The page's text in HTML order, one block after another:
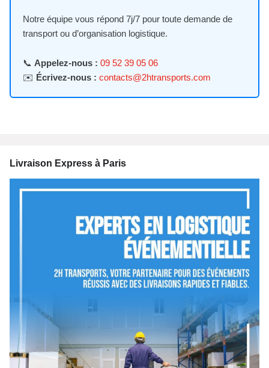
Notre équipe vous répond 7j/7 pour toute demande de
transport ou d’organisation logistique.
📞 Appelez-nous : 09 52 39 05 06
✉️ Écrivez-nous : contacts@2htransports.com
Livraison Express à Paris